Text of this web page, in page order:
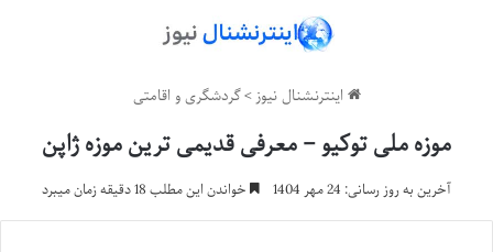
اینترنشنال نیوز>گردشگری و اقامتی
موزه ملی توکیو – معرفی قدیمی ترین موزه ژاپن
آخرین به روز رسانی: 24 مهر 1404 خواندن این مطلب 18 دقیقه زمان میبرد